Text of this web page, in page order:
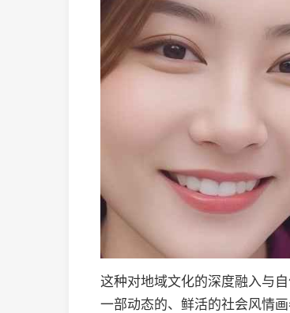
这种对地域文化的深度融入与
一部动态的、鲜活的社会风情